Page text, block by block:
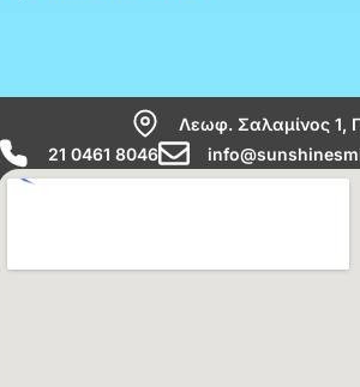
Λεωφ. Σαλαμίνος 1,
21 0461 8046